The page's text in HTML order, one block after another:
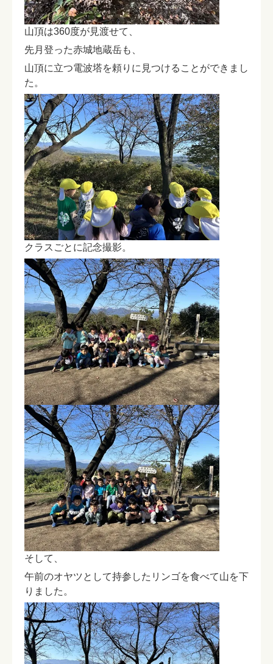
山頂は360度が見渡せて、
先月登った赤城地蔵岳も、
山頂に立つ電波塔を頼りに見つけることができまし
た。
クラスごとに記念撮影。
そして、
午前のオヤツとして持参したリンゴを食べて山を下
りました。